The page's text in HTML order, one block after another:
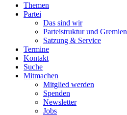
Themen
Partei
Das sind wir
Parteistruktur und Gremien
Satzung & Service
Termine
Kontakt
Suche
Mitmachen
Mitglied werden
Spenden
Newsletter
Jobs